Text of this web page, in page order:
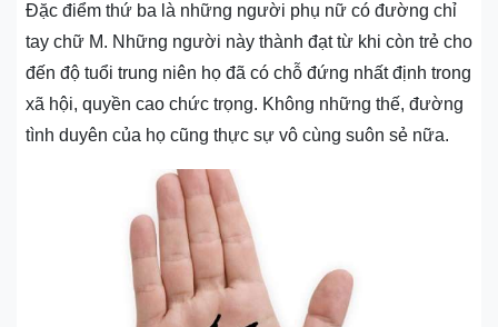
Đặc điểm thứ ba là những người phụ nữ có đường chỉ
tay chữ M. Những người này thành đạt từ khi còn trẻ cho
đến độ tuổi trung niên họ đã có chỗ đứng nhất định trong
xã hội, quyền cao chức trọng. Không những thế, đường
tình duyên của họ cũng thực sự vô cùng suôn sẻ nữa.